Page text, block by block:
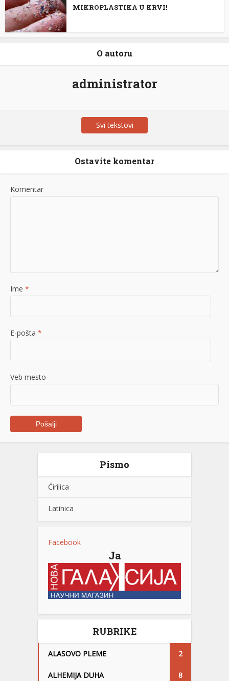
MIKROPLASTIKA U KRVI!
O autoru
administrator
Svi tekstovi
Ostavite komentar
Komentar
Ime *
E-pošta *
Veb mesto
Pismo
Ćirilica
Latinica
Facebook
Ja
RUBRIKE
ALASOVO PLEME 2
ALHEMIJA DUHA 8